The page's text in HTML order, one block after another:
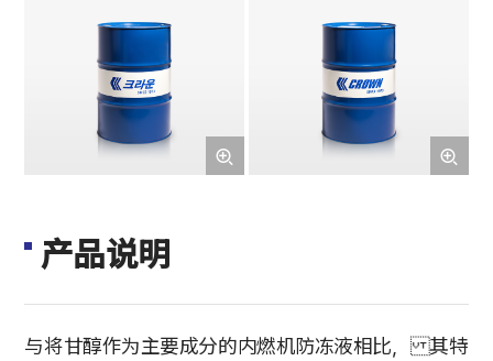
产品说明
与将甘醇作为主要成分的内燃机防冻液相比， 其特